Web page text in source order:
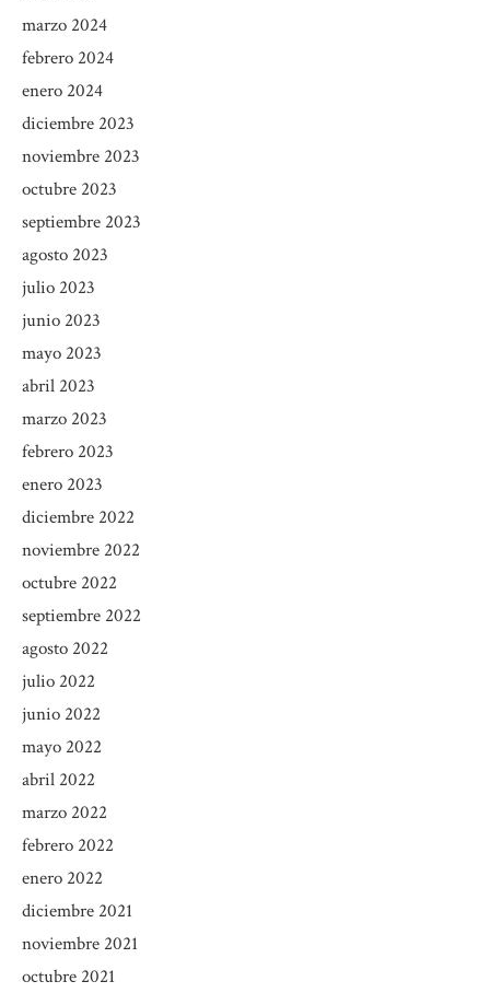
marzo 2024
febrero 2024
enero 2024
diciembre 2023
noviembre 2023
octubre 2023
septiembre 2023
agosto 2023
julio 2023
junio 2023
mayo 2023
abril 2023
marzo 2023
febrero 2023
enero 2023
diciembre 2022
noviembre 2022
octubre 2022
septiembre 2022
agosto 2022
julio 2022
junio 2022
mayo 2022
abril 2022
marzo 2022
febrero 2022
enero 2022
diciembre 2021
noviembre 2021
octubre 2021